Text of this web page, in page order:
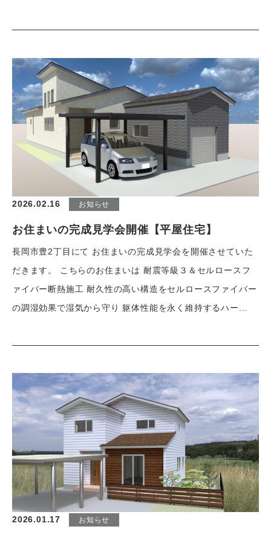
2026.02.16 お知らせ
お住まいの完成見学会開催【平屋住宅】
長岡市豊2丁目にて お住まいの完成見学会を開催させていた
だきます。 こちらのお住まいは 耐震等級３＆セルロースフ
ァイバー断熱施工 耐久性の高い構造をセルロースファイバー
の調湿効果で湿気から守り 躯体性能を永く維持するハー...
2026.01.17 お知らせ